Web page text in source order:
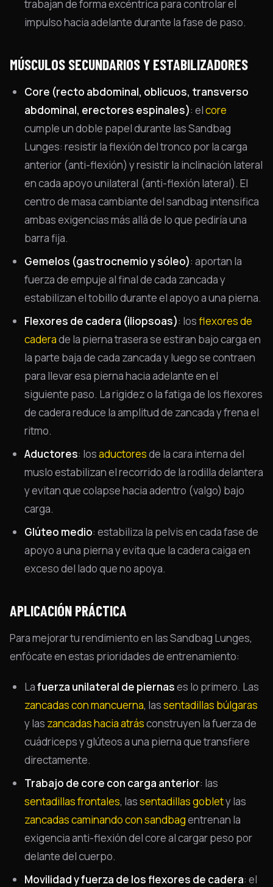
trabajan de forma excéntrica para controlar el
impulso hacia adelante durante la fase de paso.
MÚSCULOS SECUNDARIOS Y ESTABILIZADORES
Core (recto abdominal, oblicuos, transverso
abdominal, erectores espinales): elcore
cumple un doble papel durante las Sandbag
Lunges: resistir la flexión del tronco por la carga
anterior (anti-flexión) y resistir la inclinación lateral
en cada apoyo unilateral (anti-flexión lateral). El
centro de masa cambiante del sandbag intensifica
ambas exigencias más allá de lo que pediría una
barra fija.
Gemelos (gastrocnemio y sóleo): aportan la
fuerza de empuje al final de cada zancada y
estabilizan el tobillo durante el apoyo a una pierna.
Flexores de cadera (iliopsoas): losflexores de
caderade la pierna trasera se estiran bajo carga en
la parte baja de cada zancada y luego se contraen
para llevar esa pierna hacia adelante en el
siguiente paso. La rigidez o la fatiga de los flexores
de cadera reduce la amplitud de zancada y frena el
ritmo.
Aductores: losaductoresde la cara interna del
muslo estabilizan el recorrido de la rodilla delantera
y evitan que colapse hacia adentro (valgo) bajo
carga.
Glúteo medio: estabiliza la pelvis en cada fase de
apoyo a una pierna y evita que la cadera caiga en
exceso del lado que no apoya.
APLICACIÓN PRÁCTICA
Para mejorar tu rendimiento en las Sandbag Lunges,
enfócate en estas prioridades de entrenamiento:
Lafuerza unilateral de piernases lo primero. Las
zancadas con mancuerna, lassentadillas búlgaras
y las zancadas hacia atrásconstruyen la fuerza de
cuádriceps y glúteos a una pierna que transfiere
directamente.
Trabajo de core con carga anterior: las
sentadillas frontales, lassentadillas goblety las
zancadas caminando con sandbagentrenan la
exigencia anti-flexión del core al cargar peso por
delante del cuerpo.
Movilidad y fuerza de los flexores de cadera: el